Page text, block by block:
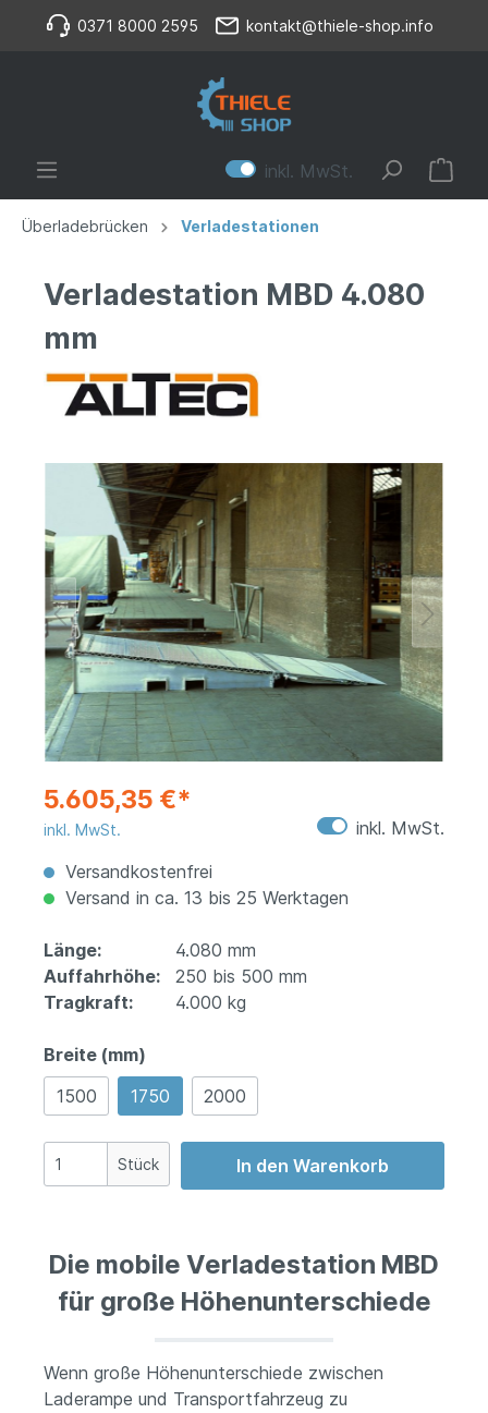
0371 8000 2595 kontakt@thiele-shop.info
inkl. MwSt.
Überladebrücken Verladestationen
Verladestation MBD 4.080
mm
5.605,35 €*
inkl. MwSt.
inkl. MwSt.
Versandkostenfrei
Versand in ca. 13 bis 25 Werktagen
Länge:
4.080 mm
Auffahrhöhe:
250 bis 500 mm
Tragkraft:
4.000 kg
Breite (mm)
1500
1750 2000
Stück In den Warenkorb
Die mobile Verladestation MBD
für große Höhenunterschiede
Wenn große Höhenunterschiede zwischen
Laderampe und Transportfahrzeug zu